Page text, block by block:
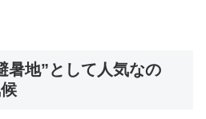
暑地”として人気なの